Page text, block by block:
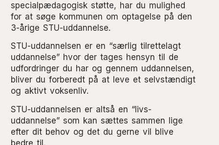
specialpædagogisk støtte, har du mulighed
for at søge kommunen om optagelse på den
3-årige STU-uddannelse.
STU-uddannelsen er en “særlig tilrettelagt
uddannelse” hvor der tages hensyn til de
udfordringer du har og gennem uddannelsen,
bliver du forberedt på at leve et selvstændigt
og aktivt voksenliv.
STU-uddannelsen er altså en “livs-
uddannelse” som kan sættes sammen lige
efter dit behov og det du gerne vil blive
bedre til.